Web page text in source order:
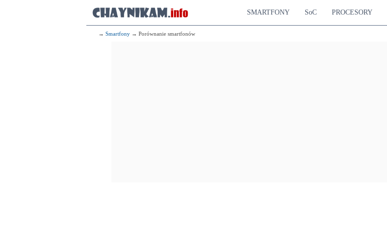
SMARTFONY SoC PROCESORY
→ Smartfony → Porównanie smartfonów